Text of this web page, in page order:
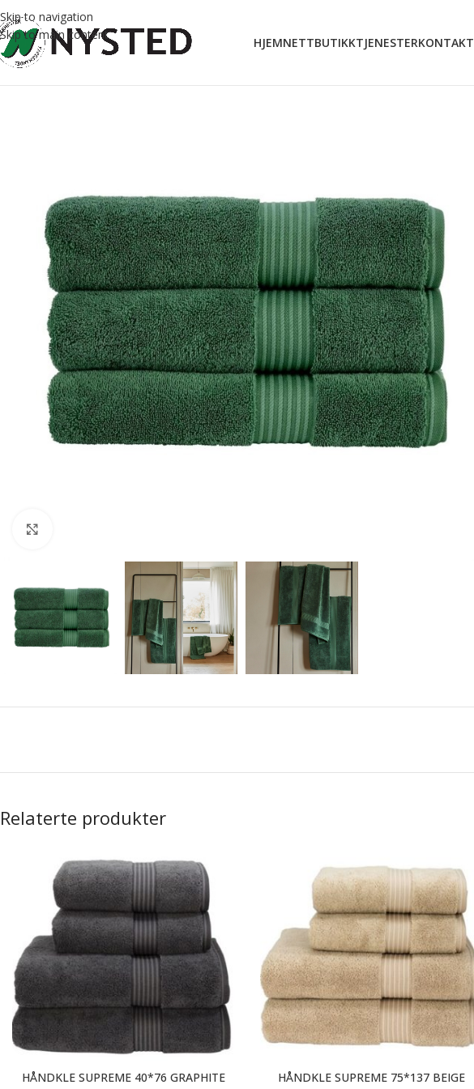
Skip to navigation
Skip to main content
HJEMNETTBUTIKKTJENESTERKONTAKT
Relaterte produkter
HÅNDKLE SUPREME 40*76 GRAPHITE HÅNDKLE SUPREME 75*137 BEIGE